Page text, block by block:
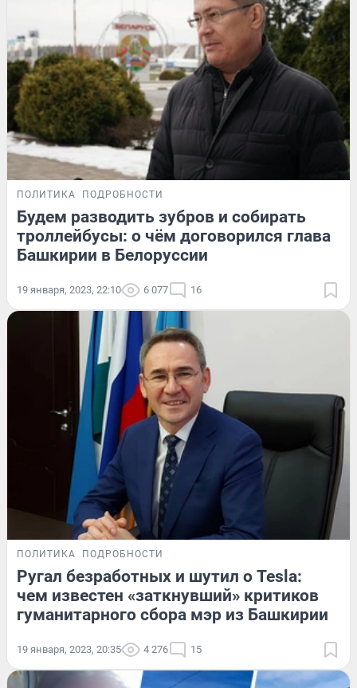
ПОЛИТИКА ПОДРОБНОСТИ
Будем разводить зубров и собирать
троллейбусы: о чём договорился глава
Башкирии в Белоруссии
19 января, 2023, 22:10 6 077 16
ПОЛИТИКА ПОДРОБНОСТИ
Ругал безработных и шутил о Tesla:
чем известен «заткнувший» критиков
гуманитарного сбора мэр из Башкирии
19 января, 2023, 20:35 4 276 15